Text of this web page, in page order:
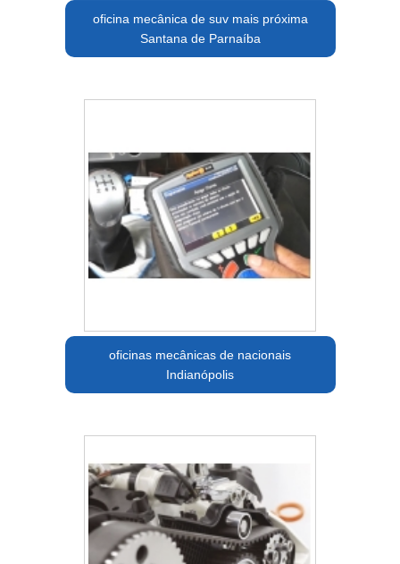
oficina mecânica de suv mais próxima
Santana de Parnaíba
oficinas mecânicas de nacionais
Indianópolis